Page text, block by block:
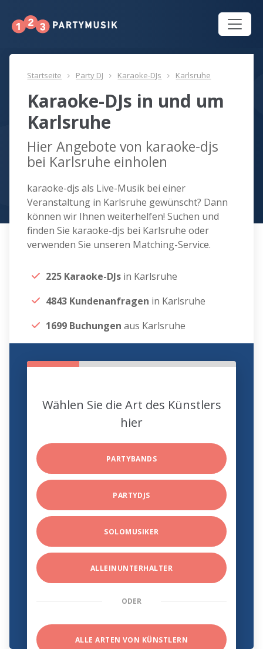
Startseite Party DJ Karaoke-DJs Karlsruhe
Karaoke-DJs in und um
Karlsruhe
Hier Angebote von karaoke-djs
bei Karlsruhe einholen
karaoke-djs als Live-Musik bei einer
Veranstaltung in Karlsruhe gewünscht? Dann
können wir Ihnen weiterhelfen! Suchen und
finden Sie karaoke-djs bei Karlsruhe oder
verwenden Sie unseren Matching-Service.
225 Karaoke-DJs in Karlsruhe
4843 Kundenanfragen in Karlsruhe
1699 Buchungen aus Karlsruhe
Wählen Sie die Art des Künstlers
hier
PARTYBANDS
PARTYDJS
SOLOMUSIKER
ALLEINUNTERHALTER
ODER
ALLE ARTEN VON KÜNSTLERN